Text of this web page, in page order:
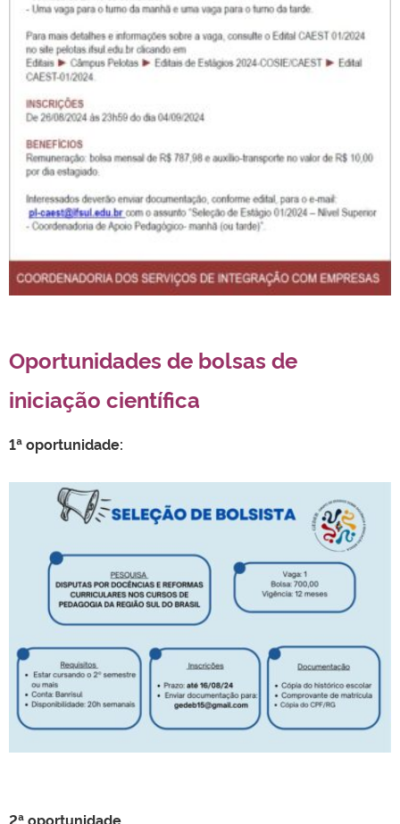
Oportunidades de bolsas de
iniciação científica
1ª oportunidade:
2ª oportunidade